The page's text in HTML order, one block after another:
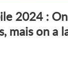
2024 :
mais on a